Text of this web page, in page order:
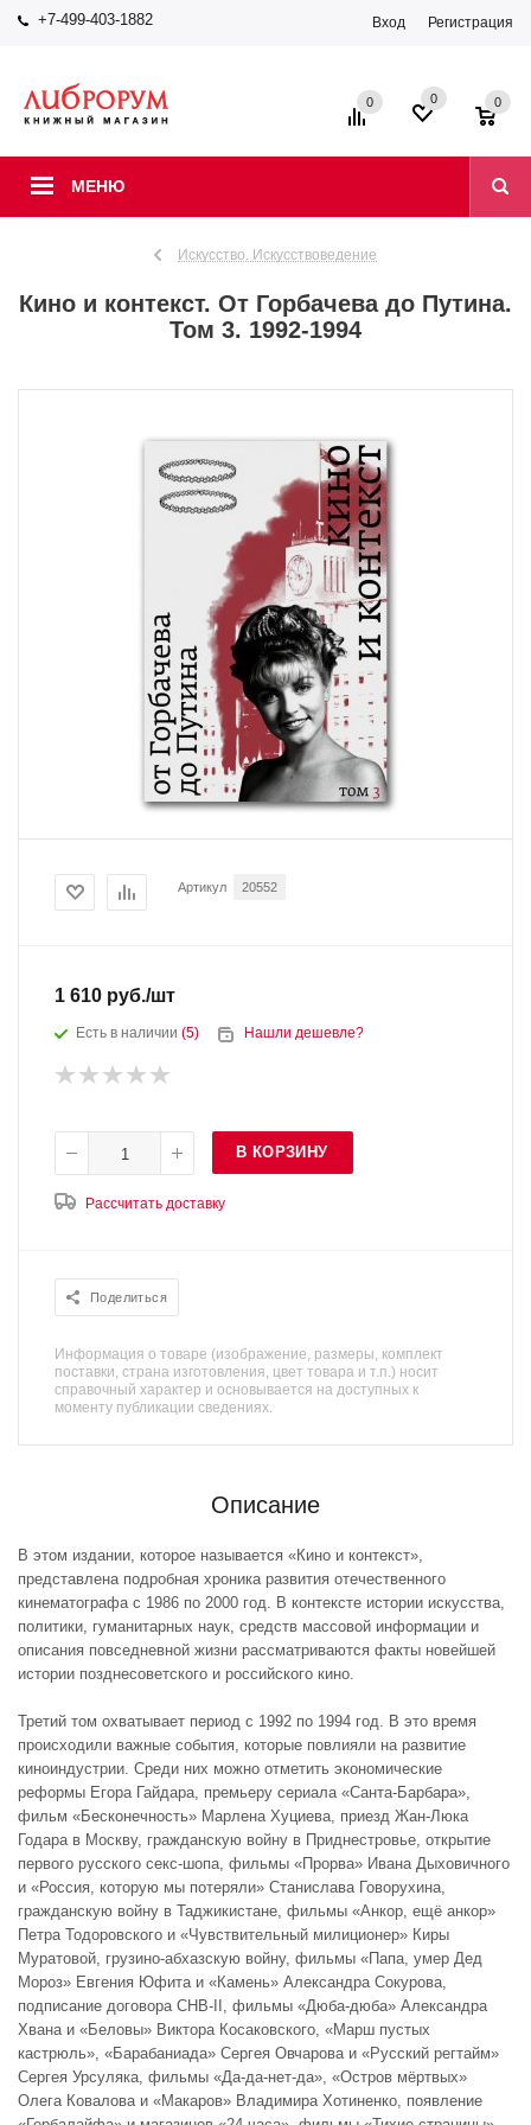
+7-499-403-1882 Вход Регистрация
МЕНЮ
0 0 0
Искусство. Искусствоведение
Кино и контекст. От Горбачева до Путина.
Том 3. 1992-1994
Артикул 20552
1 610 руб./шт
Есть в наличии (5) Нашли дешевле?
В КОРЗИНУ
Рассчитать доставку
Поделиться
Информация о товаре (изображение, размеры, комплект
поставки, страна изготовления, цвет товара и т.п.) носит
справочный характер и основывается на доступных к
моменту публикации сведениях.
Описание
В этом издании, которое называется «Кино и контекст»,
представлена подробная хроника развития отечественного
кинематографа с 1986 по 2000 год. В контексте истории искусства,
политики, гуманитарных наук, средств массовой информации и
описания повседневной жизни рассматриваются факты новейшей
истории позднесоветского и российского кино.
Третий том охватывает период с 1992 по 1994 год. В это время
происходили важные события, которые повлияли на развитие
киноиндустрии. Среди них можно отметить экономические
реформы Егора Гайдара, премьеру сериала «Санта-Барбара»,
фильм «Бесконечность» Марлена Хуциева, приезд Жан-Люка
Годара в Москву, гражданскую войну в Приднестровье, открытие
первого русского секс-шопа, фильмы «Прорва» Ивана Дыховичного
и «Россия, которую мы потеряли» Станислава Говорухина,
гражданскую войну в Таджикистане, фильмы «Анкор, ещё анкор»
Петра Тодоровского и «Чувствительный милиционер» Киры
Муратовой, грузино-абхазскую войну, фильмы «Папа, умер Дед
Мороз» Евгения Юфита и «Камень» Александра Сокурова,
подписание договора СНВ-II, фильмы «Дюба-дюба» Александра
Хвана и «Беловы» Виктора Косаковского, «Марш пустых
кастрюль», «Барабаниада» Сергея Овчарова и «Русский регтайм»
Сергея Урсуляка, фильмы «Да-да-нет-да», «Остров мёртвых»
Олега Ковалова и «Макаров» Владимира Хотиненко, появление